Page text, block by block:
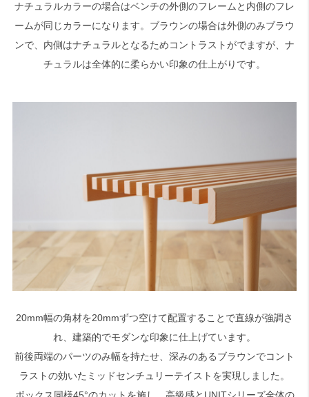
ナチュラルカラーの場合はベンチの外側のフレームと内側のフレ
ームが同じカラーになります。ブラウンの場合は外側のみブラウ
ンで、内側はナチュラルとなるためコントラストがでますが、ナ
チュラルは全体的に柔らかい印象の仕上がりです。
20mm幅の角材を20mmずつ空けて配置することで直線が強調さ
れ、建築的でモダンな印象に仕上げています。
前後両端のパーツのみ幅を持たせ、深みのあるブラウンでコント
ラストの効いたミッドセンチュリーテイストを実現しました。